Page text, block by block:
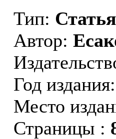
Тип: Статья
Автор:
Год издания:
Место
Страницы :